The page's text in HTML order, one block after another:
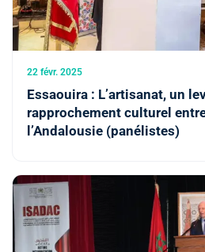
22 févr. 2025
Essaouira : L’artisanat, un
rapprochement culturel
l’Andalousie (panélistes)